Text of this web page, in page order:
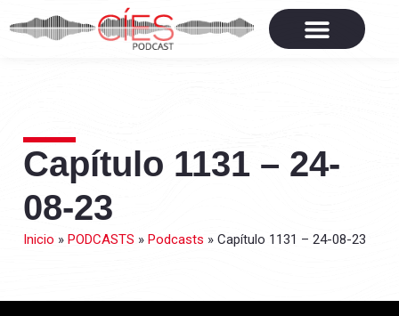
Capítulo 1131 – 24-
08-23
Inicio » PODCASTS » Podcasts » Capítulo 1131 – 24-08-23